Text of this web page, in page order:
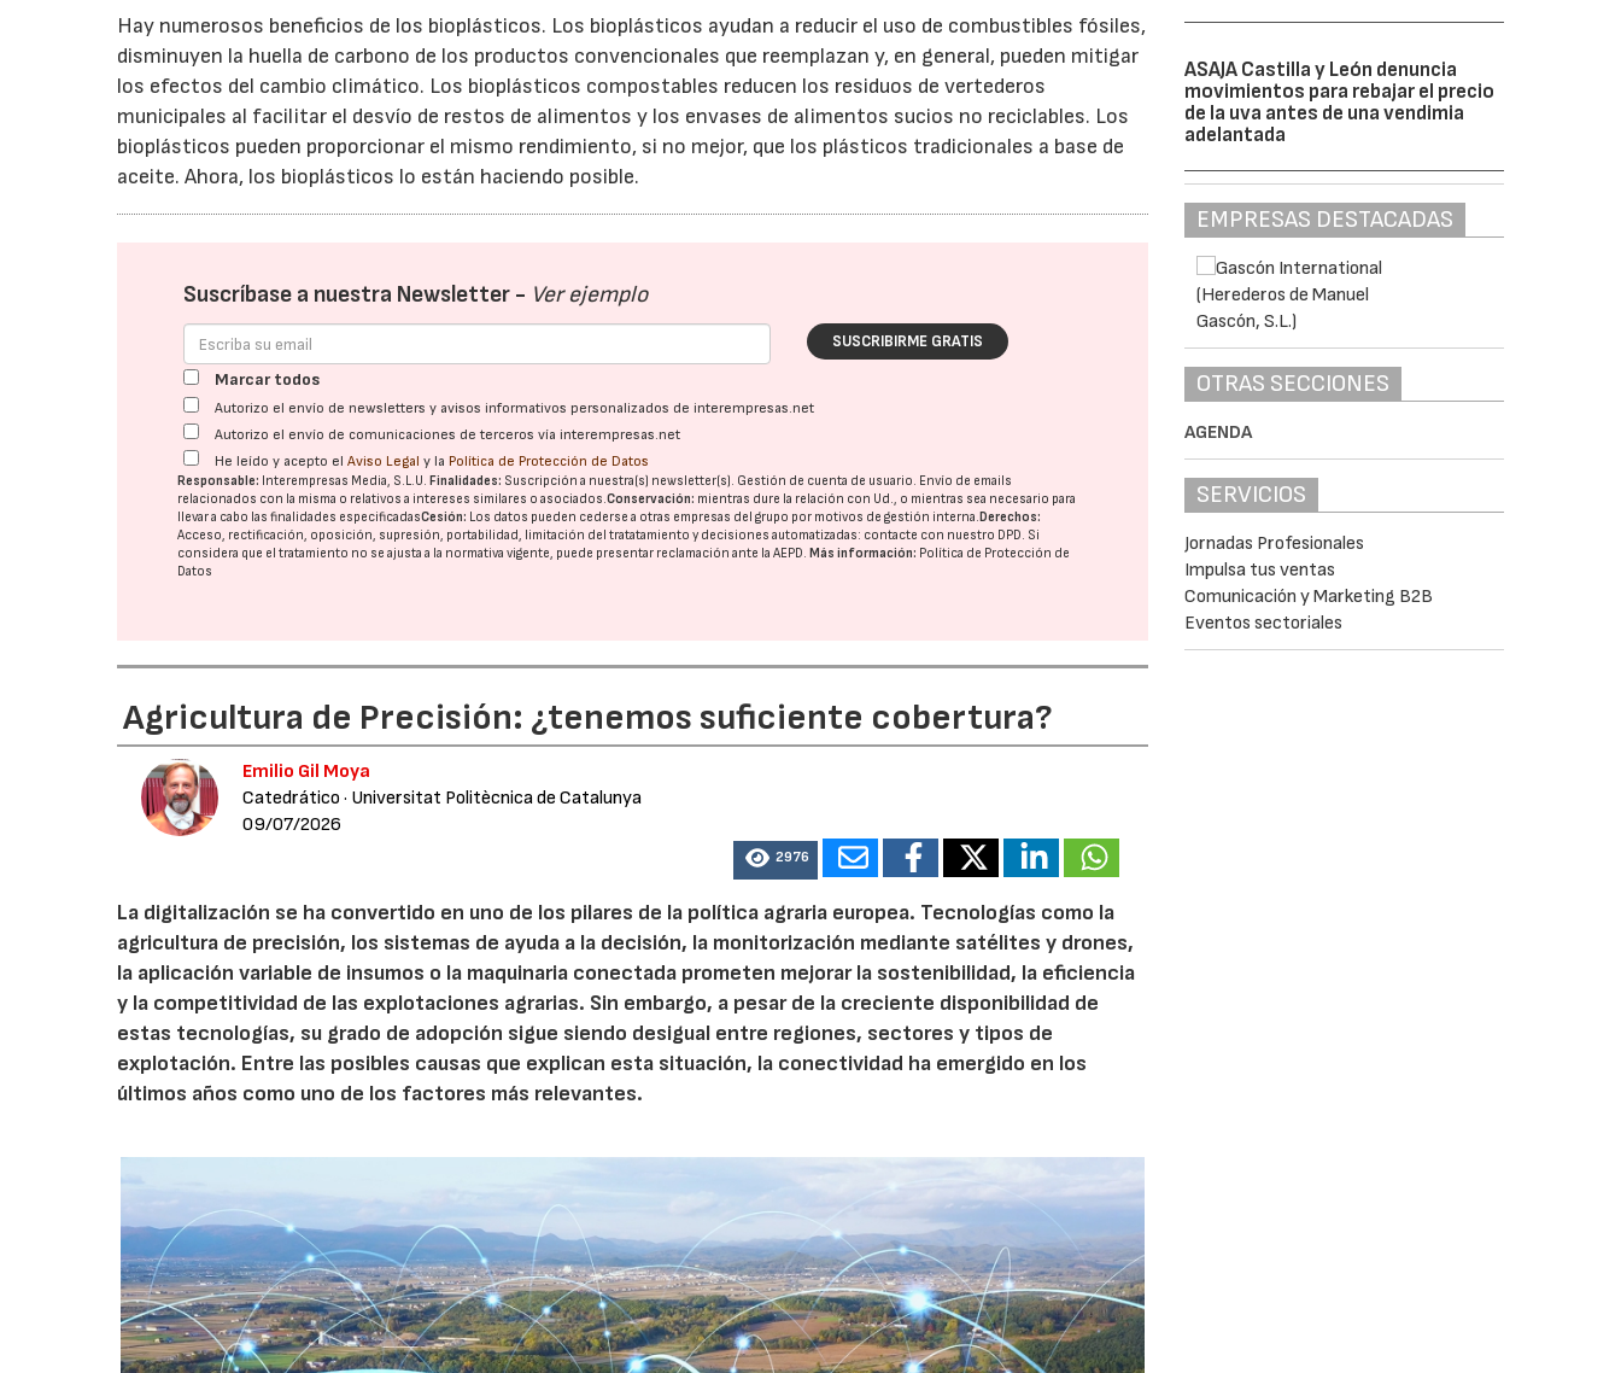
Hay numerosos beneficios de los bioplásticos. Los bioplásticos ayudan a reducir el uso de combustibles fósiles,
disminuyen la huella de carbono de los productos convencionales que reemplazan y, en general, pueden mitigar
los efectos del cambio climático. Los bioplásticos compostables reducen los residuos de vertederos
municipales al facilitar el desvío de restos de alimentos y los envases de alimentos sucios no reciclables. Los
bioplásticos pueden proporcionar el mismo rendimiento, si no mejor, que los plásticos tradicionales a base de
aceite. Ahora, los bioplásticos lo están haciendo posible.
Suscríbase a nuestra Newsletter - Ver ejemplo
SUSCRIBIRME GRATIS
Marcar todos
Autorizo el envío de newsletters y avisos informativos personalizados de interempresas.net
Autorizo el envío de comunicaciones de terceros vía interempresas.net
He leído y acepto elAviso Legal y la Política de Protección de Datos
Responsable: Interempresas Media, S.L.U. Finalidades: Suscripción a nuestra(s) newsletter(s). Gestión de cuenta de usuario. Envío de emails
relacionados con la misma o relativos a intereses similares o asociados.Conservación: mientras dure la relación con Ud., o mientras sea necesario para
llevar a cabo las finalidades especificadasCesión: Los datos pueden cederse a otras empresas del grupo por motivos de gestión interna. Derechos:
Acceso, rectificación, oposición, supresión, portabilidad, limitación del tratatamiento y decisiones automatizadas: contacte con nuestro DPD. Si
considera que el tratamiento no se ajusta a la normativa vigente, puede presentar reclamación ante laAEPD. Más información: Política de Protección de
Datos
Agricultura de Precisión: ¿tenemos suficiente cobertura?
Emilio Gil Moya
Catedrático · Universitat Politècnica de Catalunya
09/07/2026
2976
La digitalización se ha convertido en uno de los pilares de la política agraria europea. Tecnologías como la
agricultura de precisión, los sistemas de ayuda a la decisión, la monitorización mediante satélites y drones,
la aplicación variable de insumos o la maquinaria conectada prometen mejorar la sostenibilidad, la eficiencia
y la competitividad de las explotaciones agrarias. Sin embargo, a pesar de la creciente disponibilidad de
estas tecnologías, su grado de adopción sigue siendo desigual entre regiones, sectores y tipos de
explotación. Entre las posibles causas que explican esta situación, la conectividad ha emergido en los
últimos años como uno de los factores más relevantes.
ASAJA Castilla y León denuncia
movimientos para rebajar el precio
de la uva antes de una vendimia
adelantada
EMPRESAS DESTACADAS
OTRAS SECCIONES
AGENDA
SERVICIOS
Jornadas Profesionales
Impulsa tus ventas
Comunicación y Marketing B2B
Eventos sectoriales